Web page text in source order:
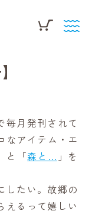
毎月発刊されて
なアイテム・エ
」と「森と… 」を
したい。故郷の
えるって嬉しい